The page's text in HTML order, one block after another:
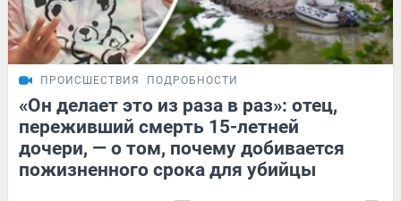
ПРОИСШЕСТВИЯ ПОДРОБНОСТИ
«Он делает это из раза в раз»: отец,
переживший смерть 15-летней
дочери, — о том, почему добивается
пожизненного срока для убийцы